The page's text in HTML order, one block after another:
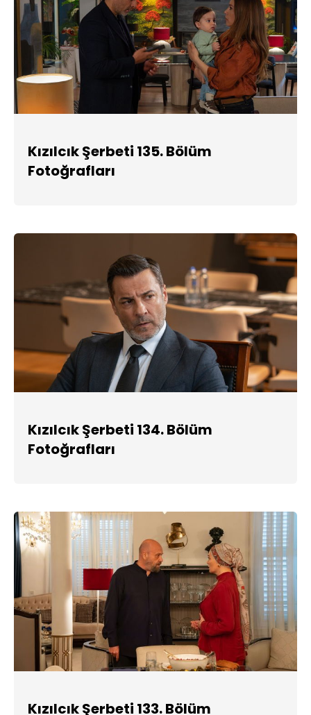
Kızılcık Şerbeti 135. Bölüm
Fotoğrafları
Kızılcık Şerbeti 134. Bölüm
Fotoğrafları
Kızılcık Şerbeti 133. Bölüm